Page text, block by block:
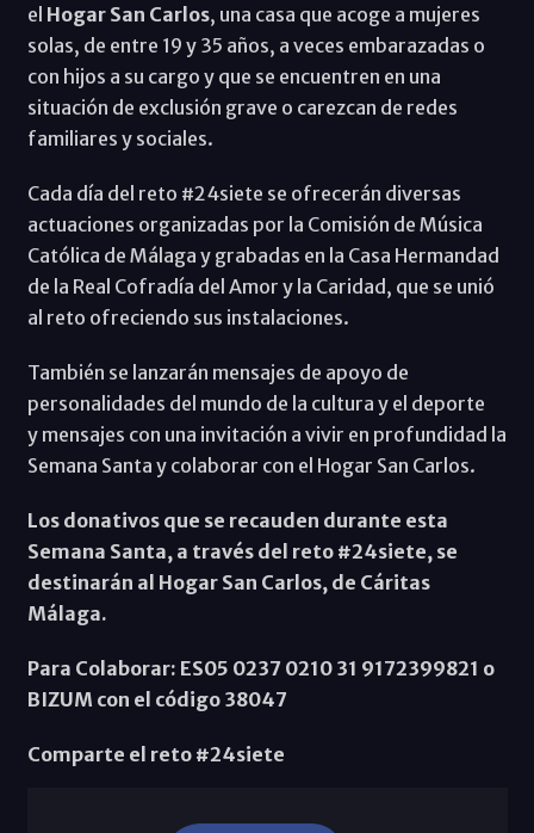
el Hogar San Carlos, una casa que acoge a mujeres
solas, de entre 19 y 35 años, a veces embarazadas o
con hijos a su cargo y que se encuentren en una
situación de exclusión grave o carezcan de redes
familiares y sociales.
Cada día del reto #24siete se ofrecerán diversas
actuaciones organizadas por la Comisión de Música
Católica de Málaga y grabadas en la Casa Hermandad
de la Real Cofradía del Amor y la Caridad, que se unió
al reto ofreciendo sus instalaciones.
También se lanzarán mensajes de apoyo de
personalidades del mundo de la cultura y el deporte
y mensajes con una invitación a vivir en profundidad la
Semana Santa y colaborar con el Hogar San Carlos.
Los donativos que se recauden durante esta
Semana Santa, a través del reto #24siete, se
destinarán al Hogar San Carlos, de Cáritas
Málaga.
Para Colaborar: ES05 0237 0210 31 9172399821 o
BIZUM con el código 38047
Comparte el reto #24siete